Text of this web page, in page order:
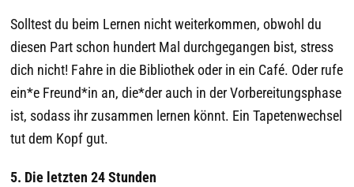
Solltest du beim Lernen nicht weiterkommen, obwohl du
diesen Part schon hundert Mal durchgegangen bist, stress
dich nicht! Fahre in die Bibliothek oder in ein Café. Oder rufe
ein*e Freund*in an, die*der auch in der Vorbereitungsphase
ist, sodass ihr zusammen lernen könnt. Ein Tapetenwechsel
tut dem Kopf gut.
5. Die letzten 24 Stunden